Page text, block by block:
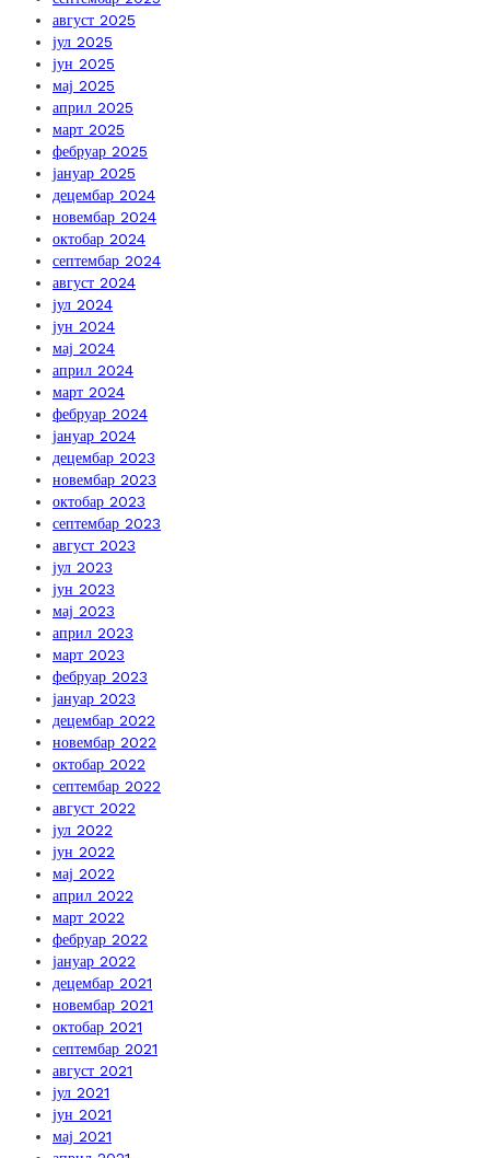
август 2025
јул 2025
јун 2025
мај 2025
април 2025
март 2025
фебруар 2025
јануар 2025
децембар 2024
новембар 2024
октобар 2024
септембар 2024
август 2024
јул 2024
јун 2024
мај 2024
април 2024
март 2024
фебруар 2024
јануар 2024
децембар 2023
новембар 2023
октобар 2023
септембар 2023
август 2023
јул 2023
јун 2023
мај 2023
април 2023
март 2023
фебруар 2023
јануар 2023
децембар 2022
новембар 2022
октобар 2022
септембар 2022
август 2022
јул 2022
јун 2022
мај 2022
април 2022
март 2022
фебруар 2022
јануар 2022
децембар 2021
новембар 2021
октобар 2021
септембар 2021
август 2021
јул 2021
јун 2021
мај 2021